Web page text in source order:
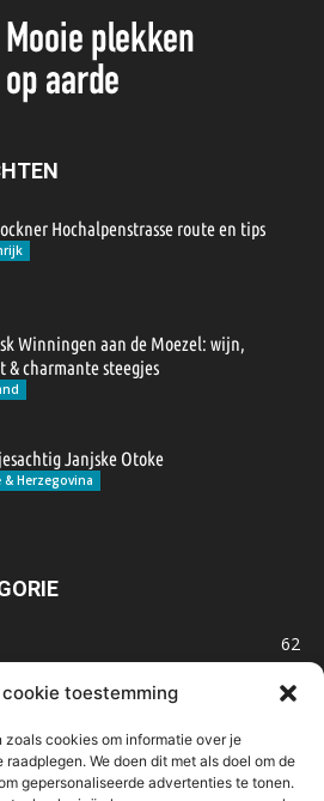
toestemming
cookies om informatie over je
We doen dit met als doel om de
gepersonaliseerde advertenties te tonen.
Hochalpenstrasse route en tips
Winningen aan de Moezel: wijn,
& charmante steegjes
Janjske Otoke
& Herzegovina
62
47
32
32